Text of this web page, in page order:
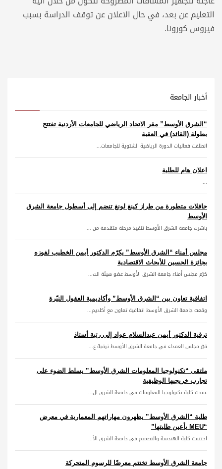
التعليم عن بعد، في حال الاعلان عن توقف الدراسة بسبب
فيروس كورونا.
أخبار الجامعة
“الشرق الأوسط” مقر الاتحاد الرياضي للجامعات الأردنية تفتتح
بطولة (القائد) في العقبة
انطلقت فعاليات الدورة الرياضية الشتوية للجامعات...
اعلان هام للطلبة
...
حافلات متطورة من طراز كينغ لونغ تنضم إلى أسطول جامعة الشرق
الأوسط
باشرت جامعة الشرق الأوسط تنفيذ مرحلة متقدمة من ...
مجلس أمناء “الشرق الأوسط” يكرّم الدكتور أيمن الخطيب لفوزه
بجائزة الحسين للأبحاث الاقتصادية
كرّم مجلس أمناء جامعة الشرق الأوسط عضو هيئة الت...
اتفاقية تعاون بين “الشرق الأوسط” وأكاديمية العقول النيّرة
وقعت جامعة الشرق الأوسط اتفاقية تعاون مع أكاديم...
ترقية الدكتور أيمن عبدالسلام عواد إلى رتبة أستاذ
قرّر مجلس العمداء في جامعة الشرق الأوسط ترقية ع...
ملتقى “تكنولوجيا المعلومات الشرق الأوسط” يسلط الضوء على
تجارب خريجيها الوظيفية
عقدت كلية تكنولوجيا المعلومات في جامعة الشرق ال...
طلبة “الشرق الأوسط” يظهرون مهاراتهم المعمارية في معرض
“MEU بأعين طلبتها”
اختتمت كلية الهندسة والتصميم في جامعة الشرق الأ...
جامعة الشرق الأوسط تختتم معرضًا للرسوم المتحركة